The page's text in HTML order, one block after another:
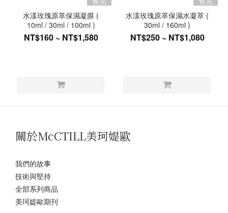
水漾玫瑰原萃保濕凝膜 (
10ml / 30ml / 100ml )
NT$160 ~ NT$1,580
水漾玫瑰原萃保濕水凝萃 (
30ml / 160ml )
NT$250 ~ NT$1,080
關於McCTILL美珂媞歐
我們的故事
技術與堅持
全部系列商品
美珂媞歐期刊